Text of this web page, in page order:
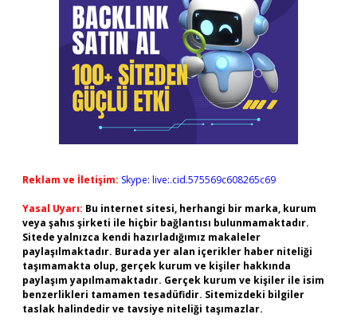
Reklam ve İletişim: Skype: live:.cid.575569c608265c69
Yasal Uyarı: Bu internet sitesi, herhangi bir marka, kurum
veya şahıs şirketi ile hiçbir bağlantısı bulunmamaktadır.
Sitede yalnızca kendi hazırladığımız makaleler
paylaşılmaktadır. Burada yer alan içerikler haber niteliği
taşımamakta olup, gerçek kurum ve kişiler hakkında
paylaşım yapılmamaktadır. Gerçek kurum ve kişiler ile isim
benzerlikleri tamamen tesadüfidir. Sitemizdeki bilgiler
taslak halindedir ve tavsiye niteliği taşımazlar.